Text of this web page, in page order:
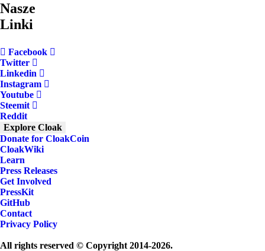
Nasze
Linki
Facebook
Twitter
Linkedin
Instagram
Youtube
Steemit
Reddit
Explore Cloak
Donate for CloakCoin
CloakWiki
Learn
Press Releases
Get Involved
PressKit
GitHub
Contact
Privacy Policy
All rights reserved © Copyright 2014-2026.